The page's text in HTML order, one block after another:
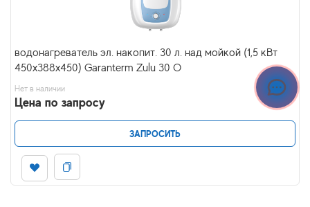
водонагреватель эл. накопит. 30 л. над мойкой (1,5 кВт
450х388х450) Garanterm Zulu 30 O
Нет в наличии
Цена по запросу
ЗАПРОСИТЬ